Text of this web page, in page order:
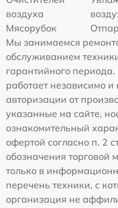
воздуха
Мясорубок
Мы занимаемся
обслуживанием
гарантийного
работает независимо
авторизации от
указанные на сайте,
ознакомительный
офертой согласно п. 2
обозначения торговой
только в
перечень техники, с
организация не